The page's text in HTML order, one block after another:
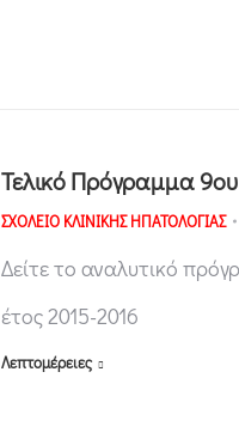
Τελικό Πρόγραμμα 9ου
ΣΧΟΛΕΙΟ ΚΛΙΝΙΚΗΣ ΗΠΑΤΟΛΟΓΙΑΣ
Δείτε το αναλυτικό
έτος 2015-2016
Λεπτομέρειες